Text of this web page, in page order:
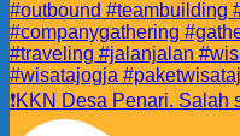
❗️KKN Desa Penari.